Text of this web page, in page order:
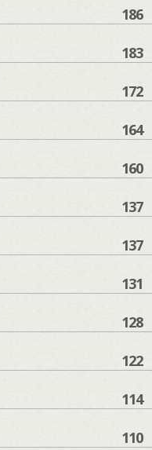
186
183
172
164
160
137
137
131
128
122
114
110